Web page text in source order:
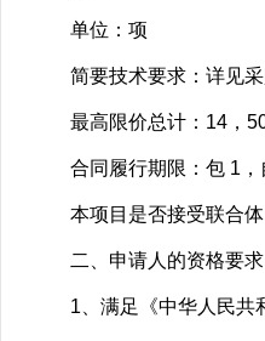
单位：项
简要技术要求：详见采
最高限价总计：14，
合同履行期限：包 1，
本项目是否接受联合体
二、申请人的资格要求
1、满足《中华人民共